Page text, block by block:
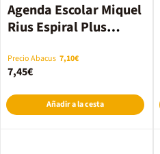
Agenda Escolar Miquel
Rius Espiral Plus
2026-2027 Flowery
Precio Abacus 7,10€
7,45€
Añadir a la cesta